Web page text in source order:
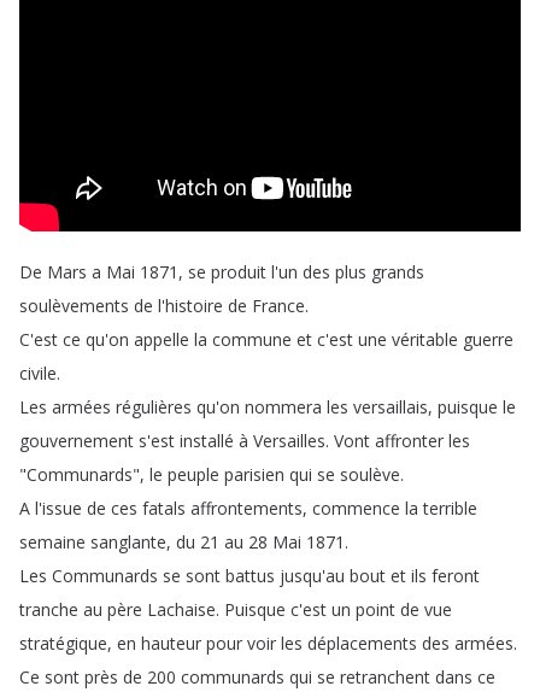
De Mars a Mai 1871, se produit l'un des plus grands
soulèvements de l'histoire de France.
C'est ce qu'on appelle la commune et c'est une véritable guerre
civile.
Les armées régulières qu'on nommera les versaillais, puisque le
gouvernement s'est installé à Versailles. Vont affronter les
"Communards", le peuple parisien qui se soulève.
A l'issue de ces fatals affrontements, commence la terrible
semaine sanglante, du 21 au 28 Mai 1871.
Les Communards se sont battus jusqu'au bout et ils feront
tranche au père Lachaise. Puisque c'est un point de vue
stratégique, en hauteur pour voir les déplacements des armées.
Ce sont près de 200 communards qui se retranchent dans ce